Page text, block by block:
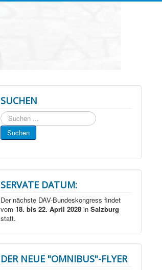
SUCHEN
Suchen
...
Suchen
SERVATE DATUM:
Der nächste DAV-Bundeskongress findet
vom18. bis 22. April 2028 inSalzburg
statt.
DER NEUE "OMNIBUS"-FLYER